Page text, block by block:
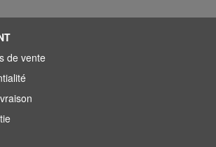
de vente